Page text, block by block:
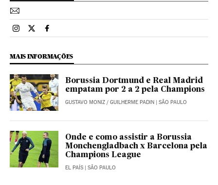
Esportes El País Brasil en Instagram
Esportes El País Brasil en Twitter
Esportes El País Brasil en Facebook
MAIS INFORMAÇÕES
Borussia Dortmund e Real Madrid
empatam por 2 a 2 pela Champions
GUSTAVO MONIZ / GUILHERME PADIN | SÃO PAULO
Onde e como assistir a Borussia
Monchengladbach x Barcelona pela
Champions League
EL PAÍS | SÃO PAULO